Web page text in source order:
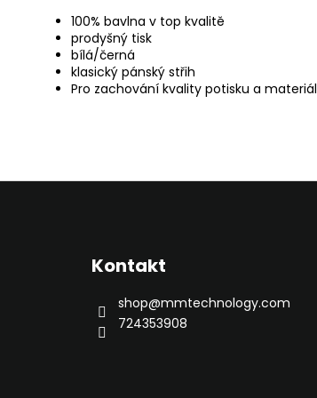
100% bavlna v top kvalitě
prodyšný tisk
bílá/černá
klasický pánský střih
Pro zachování kvality potisku a
Kontakt
shop@mmtechnology.com
724353908